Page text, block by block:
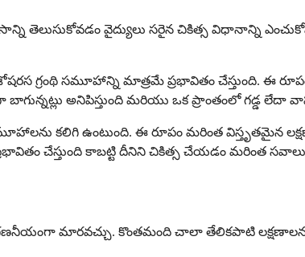
తెలుసుకోవడం వైద్యులు సరైన చికిత్స విధానాన్ని
గ్రంథి సమూహాన్ని మాత్రమే ప్రభావితం చేస్తుంది. ఈ
బాగున్నట్లు అనిపిస్తుంది మరియు ఒక ప్రాంతంలో గడ్డ లేదా
కలిగి ఉంటుంది. ఈ రూపం మరింత విస్తృతమైన
చేస్తుంది కాబట్టి దీనిని చికిత్స చేయడం మరింత
మారవచ్చు. కొంతమంది చాలా తేలికపాటి